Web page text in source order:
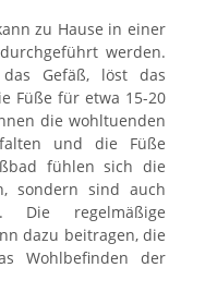
zu Hause in einer
werden.
Gefäß, löst das
Füße für etwa 15-20
die wohltuenden
und die Füße
fühlen sich die
sondern sind auch
Die regelmäßige
dazu beitragen, die
Wohlbefinden der